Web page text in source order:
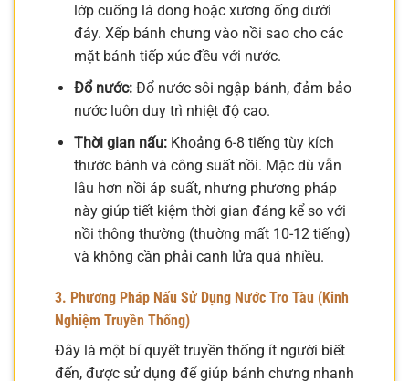
lớp cuống lá dong hoặc xương ống dưới
đáy. Xếp bánh chưng vào nồi sao cho các
mặt bánh tiếp xúc đều với nước.
Đổ nước:Đổ nước sôi ngập bánh, đảm bảo
nước luôn duy trì nhiệt độ cao.
Thời gian nấu:Khoảng 6-8 tiếng tùy kích
thước bánh và công suất nồi. Mặc dù vẫn
lâu hơn nồi áp suất, nhưng phương pháp
này giúp tiết kiệm thời gian đáng kể so với
nồi thông thường (thường mất 10-12 tiếng)
và không cần phải canh lửa quá nhiều.
3. Phương Pháp Nấu Sử Dụng Nước Tro Tàu (Kinh
Nghiệm Truyền Thống)
Đây là một bí quyết truyền thống ít người biết
đến, được sử dụng để giúp bánh chưng nhanh